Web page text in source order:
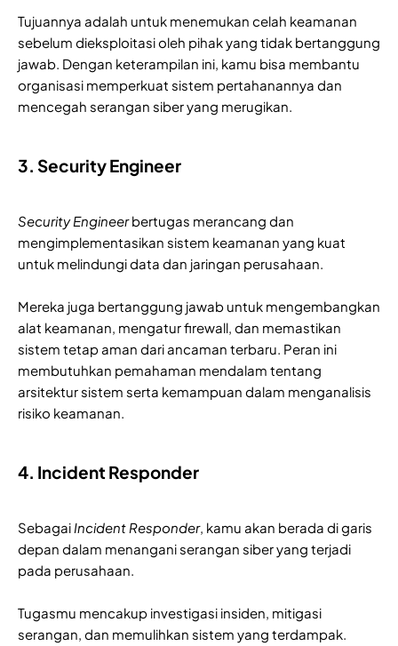
Tujuannya adalah untuk menemukan celah keamanan
sebelum dieksploitasi oleh pihak yang tidak bertanggung
jawab. Dengan keterampilan ini, kamu bisa membantu
organisasi memperkuat sistem pertahanannya dan
mencegah serangan siber yang merugikan.
3. Security Engineer
Security Engineerbertugas merancang dan
mengimplementasikan sistem keamanan yang kuat
untuk melindungi data dan jaringan perusahaan.
Mereka juga bertanggung jawab untuk mengembangkan
alat keamanan, mengatur firewall, dan memastikan
sistem tetap aman dari ancaman terbaru. Peran ini
membutuhkan pemahaman mendalam tentang
arsitektur sistem serta kemampuan dalam menganalisis
risiko keamanan.
4. Incident Responder
Sebagai Incident Responder, kamu akan berada di garis
depan dalam menangani serangan siber yang terjadi
pada perusahaan.
Tugasmu mencakup investigasi insiden, mitigasi
serangan, dan memulihkan sistem yang terdampak.